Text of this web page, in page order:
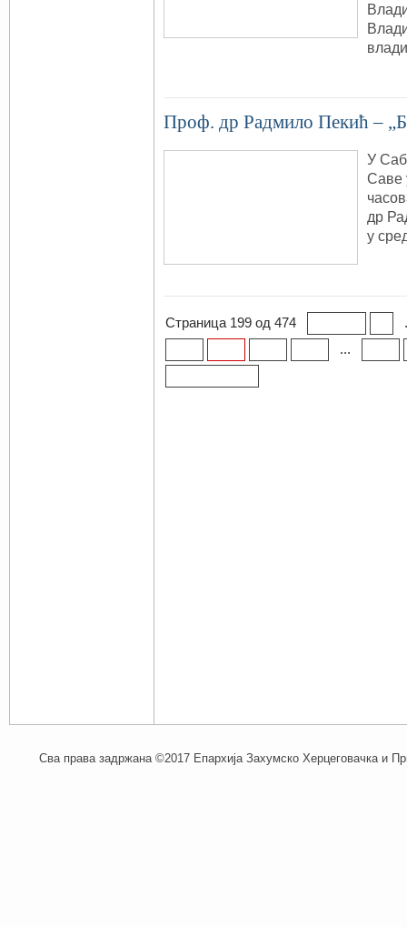
Проф. др Радмило Пекић –
У
Саве
др
у
Страница 199 од 474
...
Сва права задржана ©2017 Епархија Захумско Херцеговачка и